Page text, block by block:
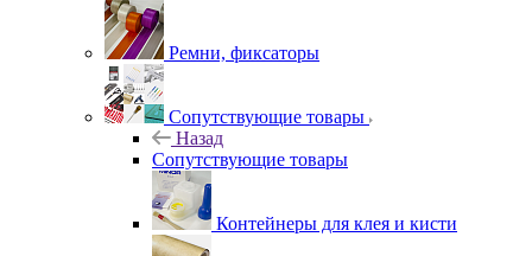
Ремни, фиксаторы
Сопутствующие товары
Назад
Сопутствующие товары
Контейнеры для клея и кисти